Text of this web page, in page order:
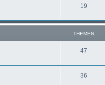
19
THEMEN
47
36